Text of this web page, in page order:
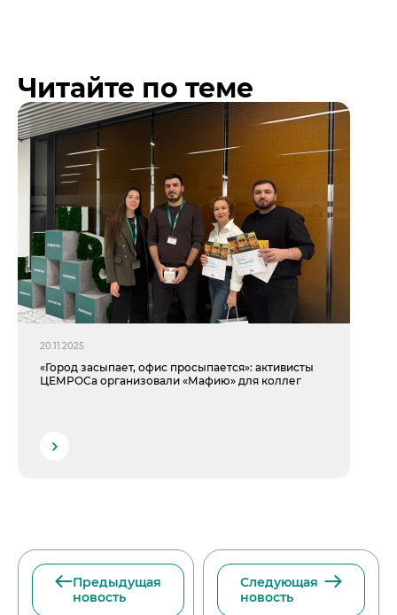
Читайте по теме
20.11.2025
«Город засыпает, офис просыпается»: активисты
ЦЕМРОСа организовали «Мафию» для коллег
Предыдущая
новость
Следующая
новость